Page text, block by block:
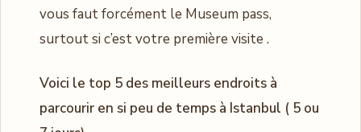
vous faut forcément le Museum pass,
surtout si c’est votre première visite .
Voici le top 5 des meilleurs endroits à
parcourir en si peu de temps à Istanbul ( 5 ou